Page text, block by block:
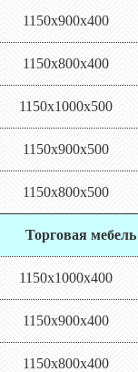
1150х900х400
1150х800х400
1150х1000х500
1150х900х500
1150х800х500
Торговая
1150х1000х400
1150х900х400
1150х800х400